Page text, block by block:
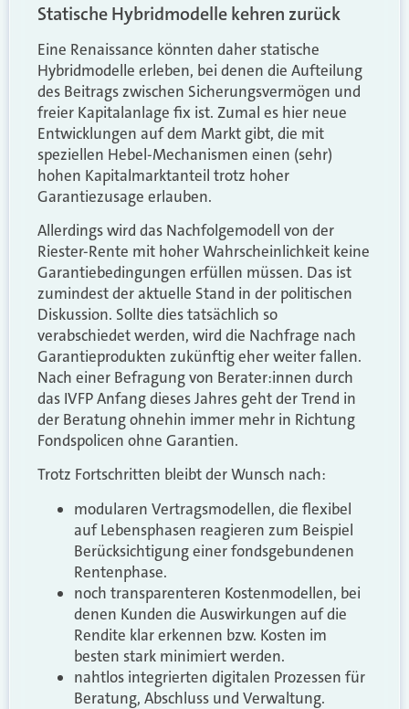
Statische Hybridmodelle kehren zurück
Eine Renaissance könnten daher statische
Hybridmodelle erleben, bei denen die Aufteilung
des Beitrags zwischen Sicherungsvermögen und
freier Kapitalanlage fix ist. Zumal es hier neue
Entwicklungen auf dem Markt gibt, die mit
speziellen Hebel-Mechanismen einen (sehr)
hohen Kapitalmarktanteil trotz hoher
Garantiezusage erlauben.
Allerdings wird das Nachfolgemodell von der
Riester-Rente mit hoher Wahrscheinlichkeit keine
Garantiebedingungen erfüllen müssen. Das ist
zumindest der aktuelle Stand in der politischen
Diskussion. Sollte dies tatsächlich so
verabschiedet werden, wird die Nachfrage nach
Garantieprodukten zukünftig eher weiter fallen.
Nach einer Befragung von Berater:innen durch
das IVFP Anfang dieses Jahres geht der Trend in
der Beratung ohnehin immer mehr in Richtung
Fondspolicen ohne Garantien.
Trotz Fortschritten bleibt der Wunsch nach:
modularen Vertragsmodellen, die flexibel
auf Lebensphasen reagieren zum Beispiel
Berücksichtigung einer fondsgebundenen
Rentenphase.
noch transparenteren Kostenmodellen, bei
denen Kunden die Auswirkungen auf die
Rendite klar erkennen bzw. Kosten im
besten stark minimiert werden.
nahtlos integrierten digitalen Prozessen für
Beratung, Abschluss und Verwaltung.